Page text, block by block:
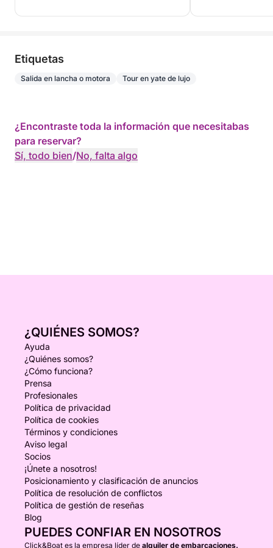
Etiquetas
Salida en lancha o motora Tour en yate de lujo
¿Encontraste toda la información que necesitabas
para reservar?
Sí, todo bien/No, falta algo
¿QUIÉNES SOMOS?
Ayuda
¿Quiénes somos?
¿Cómo funciona?
Prensa
Profesionales
Política de privacidad
Política de cookies
Términos y condiciones
Aviso legal
Socios
¡Únete a nosotros!
Posicionamiento y clasificación de anuncios
Política de resolución de conflictos
Política de gestión de reseñas
Blog
PUEDES CONFIAR EN NOSOTROS
Click&Boat es la empresa líder de alquiler de embarcaciones.